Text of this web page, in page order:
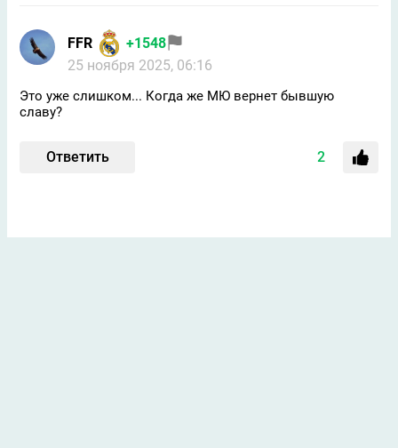
FFR
+1548
25 ноября 2025, 06:16
Это уже слишком... Когда же МЮ вернет бывшую
славу?
Ответить 2